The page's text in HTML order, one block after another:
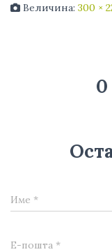
Величина: 300 ×
Име *
Е-пошта *